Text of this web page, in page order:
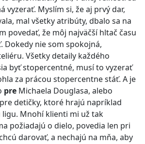
vyzerať. Myslím si, že aj prvý dar,
mal všetky atribúty, dbalo sa na
povedať, že môj najväčší hltač času
Dokedy nie som spokojná,
Všetky detaily každého
byť stopercentné, musí to vyzerať
za prácou stopercentne stáť. A je
pre Michaela Douglasa, alebo
detičky, ktoré hrajú napríklad
Mnohí klienti mi už tak
požiadajú o dielo, povedia len pri
darovať, a nechajú na mňa, aby